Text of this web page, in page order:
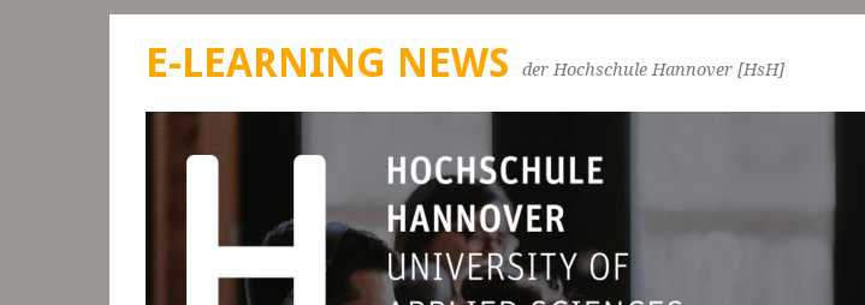
E-LEARNING NEWS der Hochschule Hannover [HsH]